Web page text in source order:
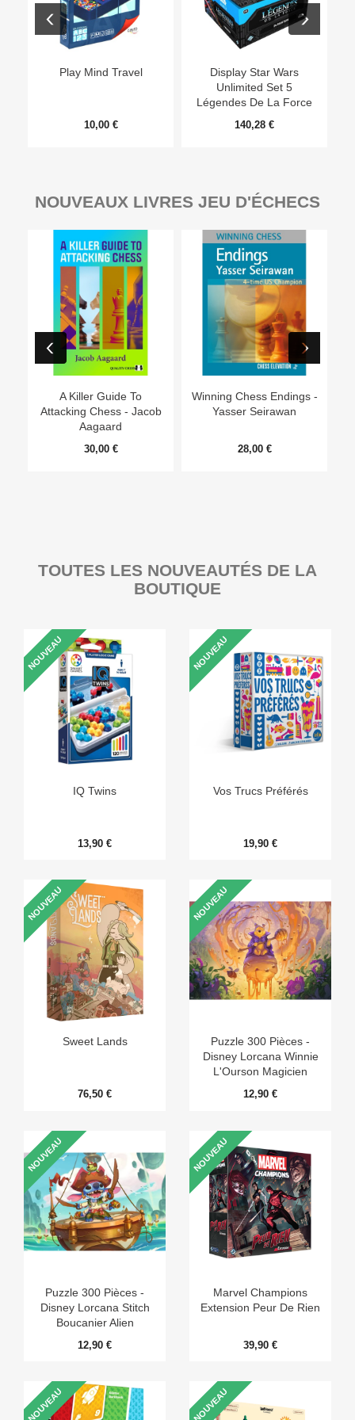
Play Mind Travel
10,00 €
Display Star Wars
Unlimited Set 5
Légendes De La Force
140,28 €
NOUVEAUX LIVRES JEU D'ÉCHECS
A Killer Guide To
Attacking Chess - Jacob
Aagaard
30,00 €
Winning Chess Endings -
Yasser Seirawan
28,00 €
TOUTES LES NOUVEAUTÉS DE LA
BOUTIQUE
IQ Twins
13,90 €
NOUVEAU
Vos Trucs Préférés
19,90 €
NOUVEAU
Sweet Lands
76,50 €
NOUVEAU
Puzzle 300 Pièces -
Disney Lorcana Winnie
L'Ourson Magicien
Mellifique
12,90 €
NOUVEAU
Puzzle 300 Pièces -
Disney Lorcana Stitch
Boucanier Alien
12,90 €
NOUVEAU
Marvel Champions
Extension Peur De Rien
39,90 €
NOUVEAU
NOUVEAU NOUVEAU